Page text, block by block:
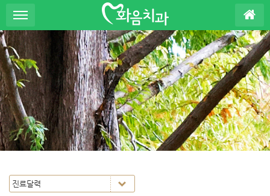
S
u
b
P
o
m
o
t
i